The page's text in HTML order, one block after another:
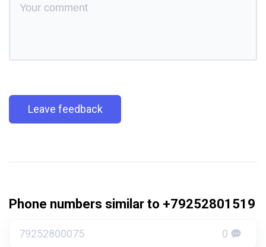
Leave feedback
Phone numbers similar to +79252801519
79252800075 0